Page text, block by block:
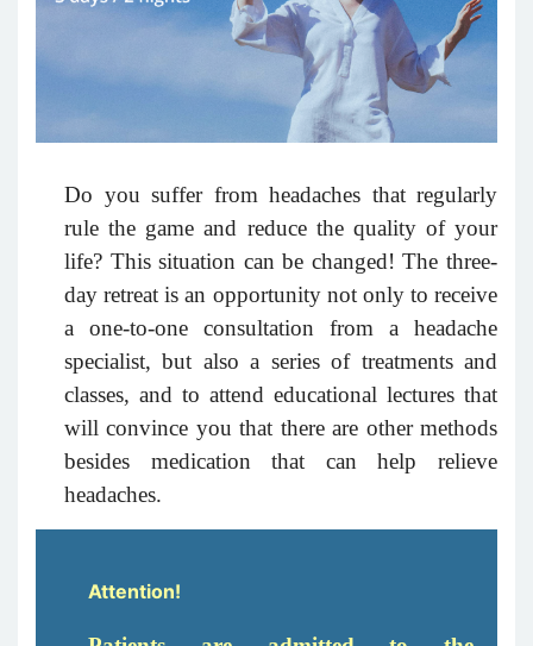
Do you suffer from headaches that regularly
rule the game and reduce the quality of your
life? This situation can be changed! The three-
day retreat is an opportunity not only to receive
a one-to-one consultation from a headache
specialist, but also a series of treatments and
classes, and to attend educational lectures that
will convince you that there are other methods
besides medication that can help relieve
headaches.
Attention!